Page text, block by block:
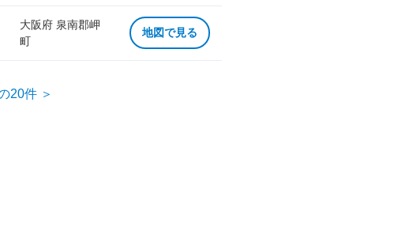
大阪府 泉南郡岬
町
地図で見る
20件 ＞